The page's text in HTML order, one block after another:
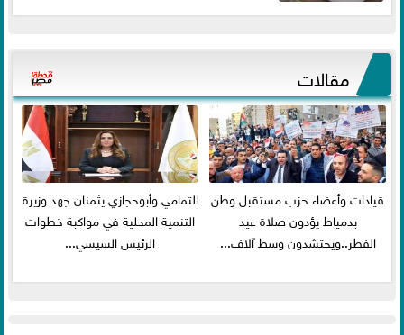
مقالات
قيادات وأعضاء حزب مستقبل وطن
بدمياط يؤدون صلاة عيد
الفطر..ويحتشدون وسط آلاف...
التمامي وأبوحجازي يثمنان جهد وزيرة
التنمية المحلية في مواكبة خطوات
الرئيس السيسي...